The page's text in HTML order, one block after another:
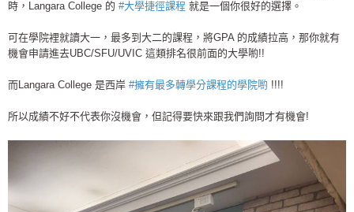
時，Langara College 的 #大學捷徑課程 就是一個你很好的選擇。
可在學院裡就讀大一，最多到大二的課程，將GPA 的成績拉高，那你就有
機會申請進去UBC/SFU/UVIC 這類排名很前面的大學喲!!
而Langara College 是西岸 #擁有最多轉學分課程的學院喲 !!!!
所以成績不好不代表你沒機會，但記得要快來跟我們詢問才有機會!